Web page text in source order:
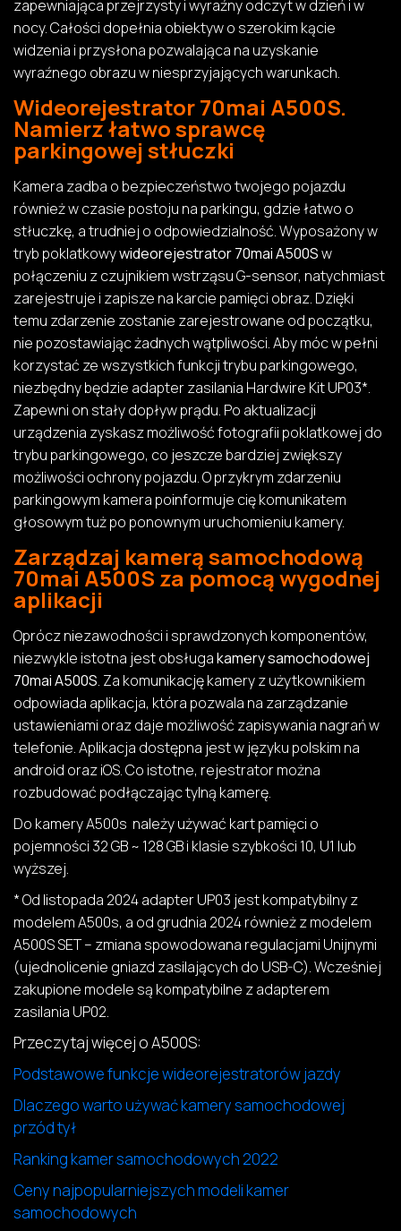
zapewniająca przejrzysty i wyraźny odczyt w dzień i w
nocy. Całości dopełnia obiektyw o szerokim kącie
widzenia i przysłona pozwalająca na uzyskanie
wyraźnego obrazu w niesprzyjających warunkach.
Wideorejestrator 70mai A500S.
Namierz łatwo sprawcę
parkingowej stłuczki
Kamera zadba o bezpieczeństwo twojego pojazdu
również w czasie postoju na parkingu, gdzie łatwo o
stłuczkę, a trudniej o odpowiedzialność. Wyposażony w
tryb poklatkowywideorejestrator 70mai A500Sw
połączeniu z czujnikiem wstrząsu G-sensor, natychmiast
zarejestruje i zapisze na karcie pamięci obraz. Dzięki
temu zdarzenie zostanie zarejestrowane od początku,
nie pozostawiając żadnych wątpliwości. Aby móc w pełni
korzystać ze wszystkich funkcji trybu parkingowego,
niezbędny będzie adapter zasilania Hardwire Kit UP03*.
Zapewni on stały dopływ prądu. Po aktualizacji
urządzenia zyskasz możliwość fotografii poklatkowej do
trybu parkingowego, co jeszcze bardziej zwiększy
możliwości ochrony pojazdu. O przykrym zdarzeniu
parkingowym kamera poinformuje cię komunikatem
głosowym tuż po ponownym uruchomieniu kamery.
Zarządzaj kamerą samochodową
70mai A500S za pomocą wygodnej
aplikacji
Oprócz niezawodności i sprawdzonych komponentów,
niezwykle istotna jest obsługakamery samochodowej
70mai A500S. Za komunikację kamery z użytkownikiem
odpowiada aplikacja, która pozwala na zarządzanie
ustawieniami oraz daje możliwość zapisywania nagrań w
telefonie. Aplikacja dostępna jest w języku polskim na
android oraz iOS. Co istotne, rejestrator można
rozbudować podłączając tylną kamerę.
Do kamery A500s należy używać kart pamięci o
pojemności 32 GB ~ 128 GB i klasie szybkości 10, U1 lub
wyższej.
* Od listopada 2024 adapter UP03 jest kompatybilny z
modelem A500s, a od grudnia 2024 również z modelem
A500S SET – zmiana spowodowana regulacjami Unijnymi
(ujednolicenie gniazd zasilających do USB-C). Wcześniej
zakupione modele są kompatybilne z adapterem
zasilania UP02.
Przeczytaj więcej o A500S:
Podstawowe funkcje wideorejestratorów jazdy
Dlaczego warto używać kamery samochodowej
przód tył
Ranking kamer samochodowych 2022
Ceny najpopularniejszych modeli kamer
samochodowych